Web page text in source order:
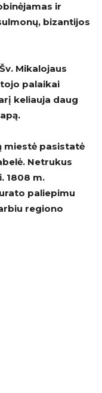
ir
bizantijos
Mikalojaus
palaikai
keliauja daug
miestė pasistatė
Netrukus
1808 m.
paliepimu
regiono